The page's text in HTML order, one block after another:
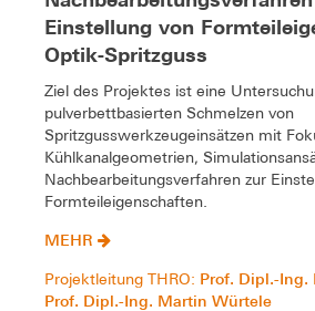
Einstellung von
Optik-Spritzguss
Ziel des Projektes ist eine
pulverbettbasierten Schmelzen von
Spritzgusswerkzeugeinsätzen mit
Kühlkanalgeometrien,
Nachbearbeitungsverfahren zur
Formteileigenschaften.
MEHR
Projektleitung THRO: Prof. Dipl.-Ing.
Prof. Dipl.-Ing. Martin Würtele